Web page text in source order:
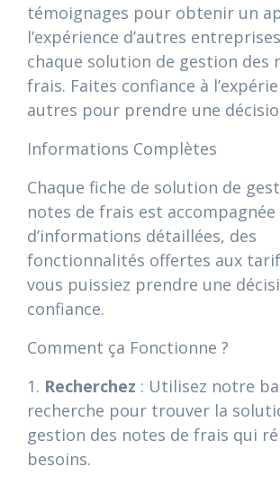
témoignages pour obtenir un
l’expérience d’autres
chaque solution de gestion des
frais. Faites confiance à
autres pour prendre une
Informations Complètes
Chaque fiche de solution de
notes de frais est accompagnée
d’informations détaillées, des
fonctionnalités offertes aux
vous puissiez prendre une
confiance.
Comment ça Fonctionne ?
1. Recherchez : Utilisez notre
recherche pour trouver la
gestion des notes de frais qui
besoins.